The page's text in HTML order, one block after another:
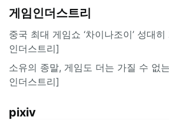
게임인더스트리
중국 최대 게임쇼 ‘차이나조이’ 성대
인더스트리]
소유의 종말, 게임도 더는 가질 수 없
인더스트리]
pixiv